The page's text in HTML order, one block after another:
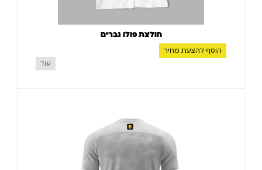
חולצת פולו גברים
הוסף להצעת מחיר
עוד